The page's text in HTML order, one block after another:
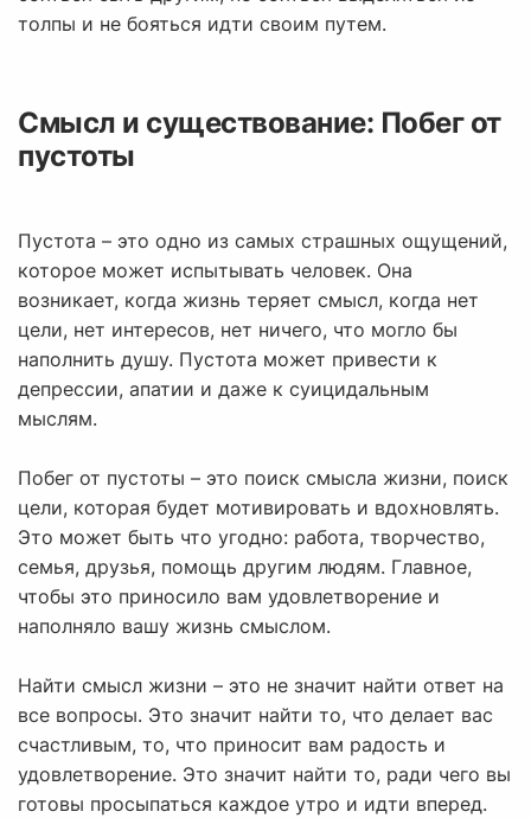
толпы и не бояться идти своим путем.
Смысл и существование: Побег от
пустоты
Пустота – это одно из самых страшных ощущений,
которое может испытывать человек. Она
возникает, когда жизнь теряет смысл, когда нет
цели, нет интересов, нет ничего, что могло бы
наполнить душу. Пустота может привести к
депрессии, апатии и даже к суицидальным
мыслям.
Побег от пустоты – это поиск смысла жизни, поиск
цели, которая будет мотивировать и вдохновлять.
Это может быть что угодно: работа, творчество,
семья, друзья, помощь другим людям. Главное,
чтобы это приносило вам удовлетворение и
наполняло вашу жизнь смыслом.
Найти смысл жизни – это не значит найти ответ на
все вопросы. Это значит найти то, что делает вас
счастливым, то, что приносит вам радость и
удовлетворение. Это значит найти то, ради чего вы
готовы просыпаться каждое утро и идти вперед.